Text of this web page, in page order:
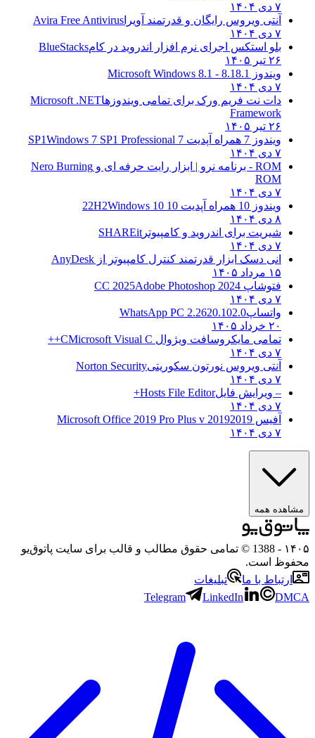
آنتی ویروس رایگان و قدرتمند آویراAvira Free Antivirus
بلو استکس اجرای نرم افزار اندروید در کام BlueStacks
ویندوز 8.1 8.1 - Microsoft Windows 8.1
دات نت فریم ورک برای تمامی ویندوزهاMicrosoft .NET
Framework
ویندوز 7 همراه آپدیت 7 SP1
Windows 7 SP1 Professional
ROM - برنامه نرو | ابزار رایت حرفه ای و
Nero Burning
ویندوز 10 همراه آپدیت 10 22H2
Windows 10
شیریت برای اندروید و کامپیوترSHAREit
انی دسک ابزار قدرتمند کنترل کامپیوتر ازAnyDesk
فتوشاپ CC 2025Adobe Photoshop 2024
واتساپWhatsApp PC 2.2620.102.0
تمامی مایکروسافت ویژوال CMicrosoft Visual C++
آنتی ویروس نورتون سکوریتیNorton Security
– ویرایش فایلHosts File Editor+
آفیس 2019
2019 Microsoft Office 2019 Pro Plus v
همه
- 1388 © تمامی حقوق مطالب و قالب برای سایت پاتوق‌یو
است.
با ما
تبلیغات
Telegram
LinkedIn